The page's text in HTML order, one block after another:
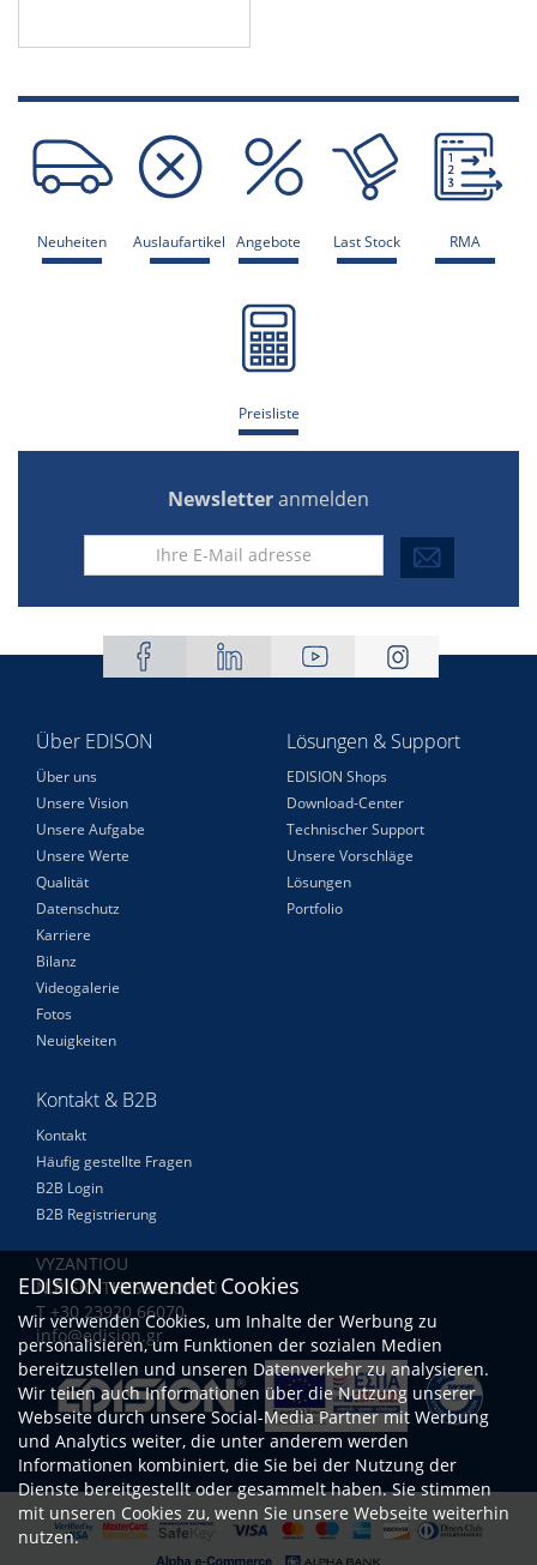
Neuheiten Auslaufartikel Angebote Last Stock RMA
Preisliste
Newsletteranmelden
Über EDISON
Über uns
Unsere Vision
Unsere Aufgabe
Unsere Werte
Qualität
Datenschutz
Karriere
Bilanz
Videogalerie
Fotos
Neuigkeiten
Lösungen & Support
EDISION Shops
Download-Center
Technischer Support
Unsere Vorschläge
Lösungen
Portfolio
Kontakt & B2B
Kontakt
Häufig gestellte Fragen
B2B Login
B2B Registrierung
VYZANTIOU
N.RISIO THESSALONIKI
Τ +30 23920 66070
info@edision.gr
EDISION verwendet Cookies
Wir verwenden Cookies, um Inhalte der Werbung zu
personalisieren, um Funktionen der sozialen Medien
bereitzustellen und unseren Datenverkehr zu analysieren.
Wir teilen auch Informationen über die Nutzung unserer
Webseite durch unsere Social-Media Partner mit Werbung
und Analytics weiter, die unter anderem werden
Informationen kombiniert, die Sie bei der Nutzung der
Dienste bereitgestellt oder gesammelt haben. Sie stimmen
mit unseren Cookies zu, wenn Sie unsere Webseite weiterhin
nutzen.